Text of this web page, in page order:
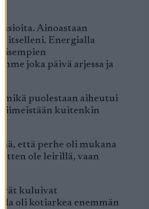
Ainoastaan
itselleni. Energialla
joka päivä arjessa ja
puolestaan aiheutui
kuitenkin
että perhe oli mukana
ole leirillä, vaan
kuluivat
oli kotiarkea enemmän